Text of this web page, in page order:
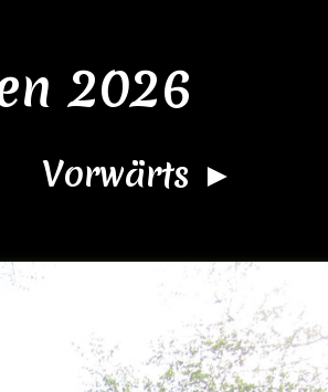
2026
Vorwärts ►